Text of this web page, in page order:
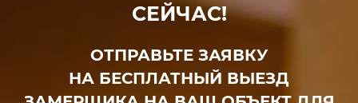
СЕЙЧАС!
ОТПРАВЬТЕ ЗАЯВКУ
НА БЕСПЛАТНЫЙ ВЫЕЗД